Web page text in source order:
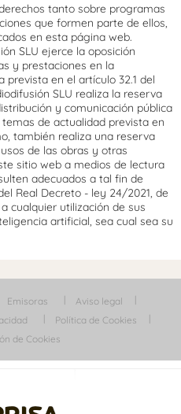
tanto sobre programas
que formen parte de ellos,
en esta página web.
SLU ejerce la oposición
y prestaciones en la
en el artículo 32.1 del
SLU realiza la reserva
y comunicación pública
de actualidad prevista en
también realiza una reserva
de las obras y otras
sitio web a medios de lectura
adecuados a tal fin de
Real Decreto - ley 24/2021, de
cualquier utilización de sus
artificial, sea cual sea su
Emisoras
Aviso legal
Política de Cookies
de Cookies